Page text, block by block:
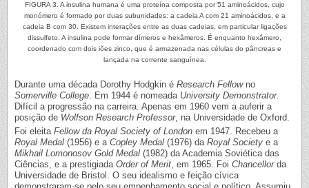
FIGURA 3. A insulina humana é uma proteína composta por 51 aminoácidos, cujo
monómero é formado por duas subunidades: a cadeia A com 21 aminoácidos, e a
cadeia B com 30. Existem interações entre as duas cadeias, em particular ligações
dissulfeto. A insulina pode formar dímeros e hexâmeros. É enquanto hexâmero,
coordenado com dois iões zinco, que é armazenada nas células do pâncreas e
lançada na corrente sanguínea.
Durante uma década Dorothy Hodgkin é Research Fellowno
Somerville College. Em 1944 é nomeada University Demonstrator.
Difícil a progressão na carreira. Apenas em 1960 vem a auferir a
posição de Wolfson Research Professor, na Universidade de Oxford.
Foi eleita Fellow da Royal Society of London em 1947. Recebeu a
Royal Medal (1956) e a Copley Medal (1976) da Royal Society e a
Mikhail Lomonosov Gold Medal (1982) da Academia Soviética das
Ciências, e a prestigiada Order of Merit, em 1965. Foi Chancellorda
Universidade de Bristol. O seu idealismo e feição cívica